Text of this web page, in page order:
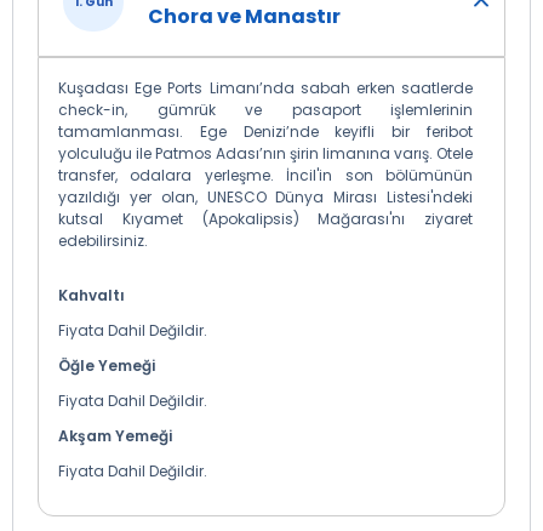
Chora ve Manastır
Kuşadası Ege Ports Limanı’nda sabah erken saatlerde
check-in, gümrük ve pasaport işlemlerinin
tamamlanması. Ege Denizi’nde keyifli bir feribot
yolculuğu ile Patmos Adası’nın şirin limanına varış. Otele
transfer, odalara yerleşme. İncil'in son bölümünün
yazıldığı yer olan, UNESCO Dünya Mirası Listesi'ndeki
kutsal Kıyamet (Apokalipsis) Mağarası'nı ziyaret
edebilirsiniz.
Kahvaltı
Fiyata Dahil Değildir.
Öğle Yemeği
Fiyata Dahil Değildir.
Akşam Yemeği
Fiyata Dahil Değildir.